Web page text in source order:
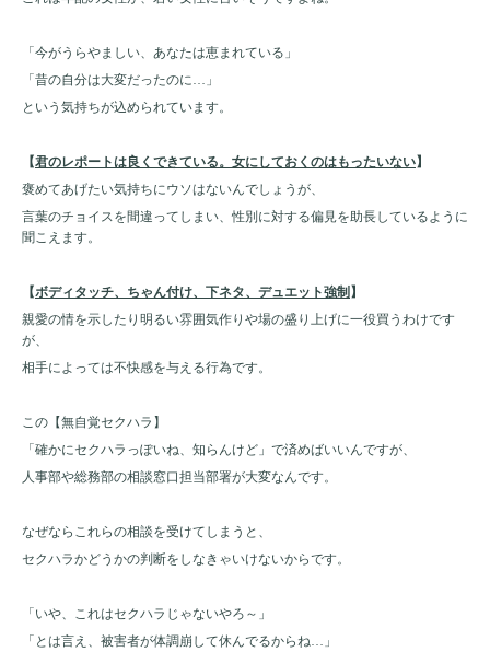
「今がうらやましい、あなたは恵まれている」
「昔の自分は大変だったのに…」
という気持ちが込められています。
【君のレポートは良くできている。女にしておくのはもったいない】
褒めてあげたい気持ちにウソはないんでしょうが、
言葉のチョイスを間違ってしまい、性別に対する偏見を助長しているように
聞こえます。
【ボディタッチ、ちゃん付け、下ネタ、デュエット強制 】
親愛の情を示したり明るい雰囲気作りや場の盛り上げに一役買うわけです
が、
相手によっては不快感を与える行為です。
この【無自覚セクハラ】
「確かにセクハラっぽいね、知らんけど」で済めばいいんですが、
人事部や総務部の相談窓口担当部署が大変なんです。
なぜならこれらの相談を受けてしまうと、
セクハラかどうかの判断をしなきゃいけないからです。
「いや、これはセクハラじゃないやろ～」
「とは言え、被害者が体調崩して休んでるからね…」